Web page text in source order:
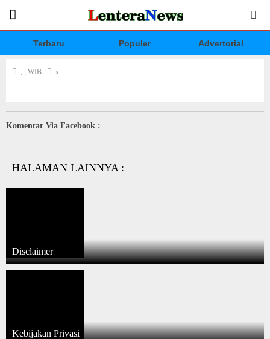
Terbaru Populer Advertorial
, , WIB x
Komentar Via Facebook :
HALAMAN LAINNYA :
Disclaimer
Kebijakan Privasi